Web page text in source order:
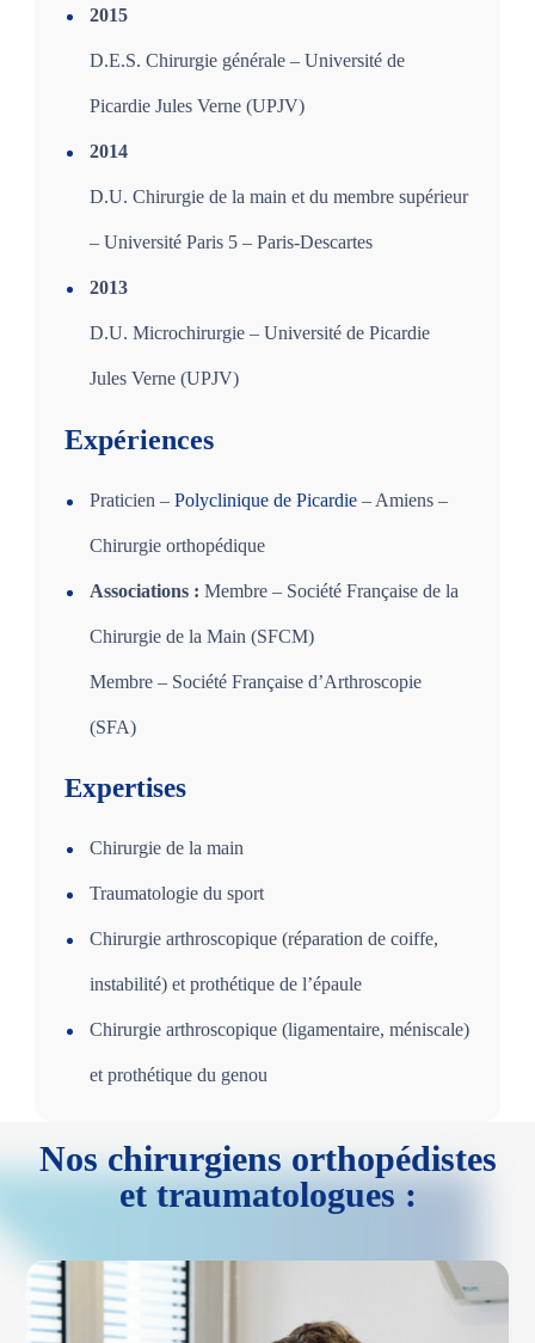
2015
D.E.S. Chirurgie générale – Université de
Picardie Jules Verne (UPJV)
2014
D.U. Chirurgie de la main et du membre supérieur
– Université Paris 5 – Paris-Descartes
2013
D.U. Microchirurgie – Université de Picardie
Jules Verne (UPJV)
Expériences
Praticien –Polyclinique de Picardie – Amiens –
Chirurgie orthopédique
Associations :Membre – Société Française de la
Chirurgie de la Main (SFCM)
Membre – Société Française d’Arthroscopie
(SFA)
Expertises
Chirurgie de la main
Traumatologie du sport
Chirurgie arthroscopique (réparation de coiffe,
instabilité) et prothétique de l’épaule
Chirurgie arthroscopique (ligamentaire, méniscale)
et prothétique du genou
Nos chirurgiens orthopédistes
et traumatologues :